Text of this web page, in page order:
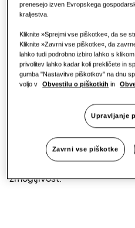
Brez hladnih
čistejši zrak
Enota WindFree™ Elite S2
živijo, delajo in se
hladnih prepihov¹. Enota,
zaprtih prostorih, tako da
in alergene. Filter celo
mogoče upravljati in
aplikacije SmartThings⁶.
zmogljivost.
prenesejo izven Evropskega
kraljestva.
Kliknite »Sprejmi vse piškotke«, da se
Kliknite »Zavrni vse piškotke«, da
lahko tudi podrobno izbiro lahko s
privolitev lahko kadar koli prekličete in
gumba "Nastavitve piškotkov" na dnu
voljo v
Obvestilu o piškotkih in
Upravljanje
Zavrni vse piškotke